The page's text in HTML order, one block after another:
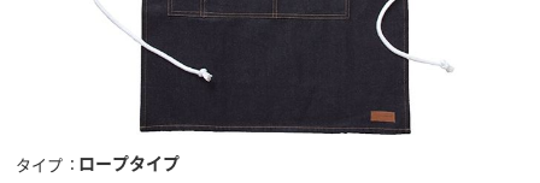
タイプ ロープタイプ